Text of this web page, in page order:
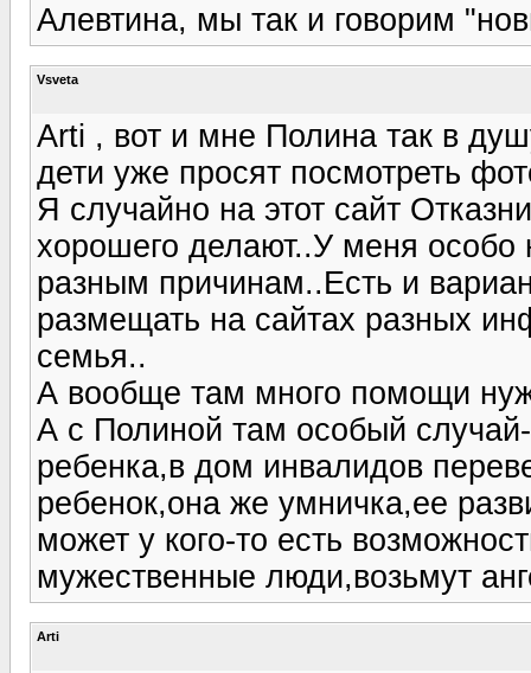
Алевтина, мы так и говорим
Vsveta
Arti , вот и мне Полина так в
дети уже просят посмотреть
Я случайно на этот сайт
хорошего делают..У меня особо
разным причинам..Есть и
размещать на сайтах разных
семья..
А вообще там много помощи
А с Полиной там особый
ребенка,в дом инвалидов
ребенок,она же умничка,ее
может у кого-то есть
мужественные люди,возьмут
Arti